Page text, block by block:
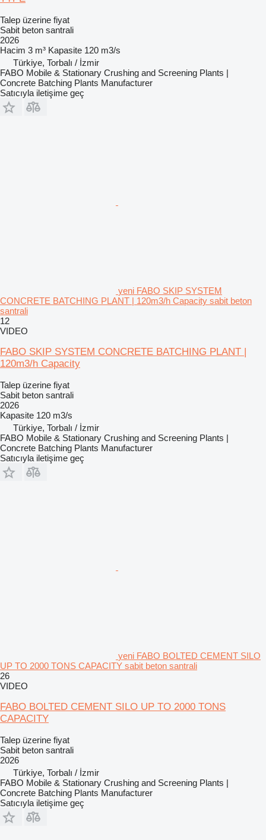
Talep üzerine fiyat
Sabit beton santrali
2026
Hacim 3 m³ Kapasite 120 m3/s
Türkiye, Torbalı / İzmir
FABO Mobile & Stationary Crushing and Screening Plants |
Concrete Batching Plants Manufacturer
Satıcıyla iletişime geç
yeni FABO SKIP SYSTEM
CONCRETE BATCHING PLANT | 120m3/h Capacity sabit beton
santrali
12
VIDEO
FABO SKIP SYSTEM CONCRETE BATCHING PLANT |
120m3/h Capacity
Talep üzerine fiyat
Sabit beton santrali
2026
Kapasite 120 m3/s
Türkiye, Torbalı / İzmir
FABO Mobile & Stationary Crushing and Screening Plants |
Concrete Batching Plants Manufacturer
Satıcıyla iletişime geç
yeni FABO BOLTED CEMENT SILO
UP TO 2000 TONS CAPACITY sabit beton santrali
26
VIDEO
FABO BOLTED CEMENT SILO UP TO 2000 TONS
CAPACITY
Talep üzerine fiyat
Sabit beton santrali
2026
Türkiye, Torbalı / İzmir
FABO Mobile & Stationary Crushing and Screening Plants |
Concrete Batching Plants Manufacturer
Satıcıyla iletişime geç